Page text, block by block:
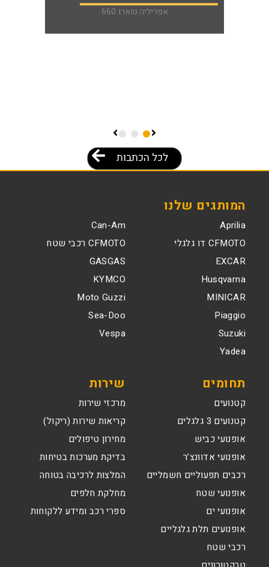
אפריליה טוארג 660
לכל הכתבות
המותגים שלנו
Aprilia
Can-Am
CFMOTO דו גלגלי
CFMOTO רכבי שטח
EXCAR
GASGAS
Husqvarna
KYMCO
MINICAR
Moto Guzzi
Piaggio
Sea-Doo
Suzuki
Vespa
Yadea
תחומים
קטנועים
קטנועים 3 גלגלים
אופנועי כביש
אופנועי אדוונצ’ר
רכבים תפעוליים חשמליים
אופנועי שטח
אופנועי ים
אופנועים תלת גלגליים
רכבי שטח
שירות
מרכזי שירות
קריאות שירות (ריקול)
מחירון טיפולים
בדיקת מערכות בטיחות
המלצות לרכיבה בטוחה
מחלקת חלפים
ספרי רכב ומידע ללקוחות